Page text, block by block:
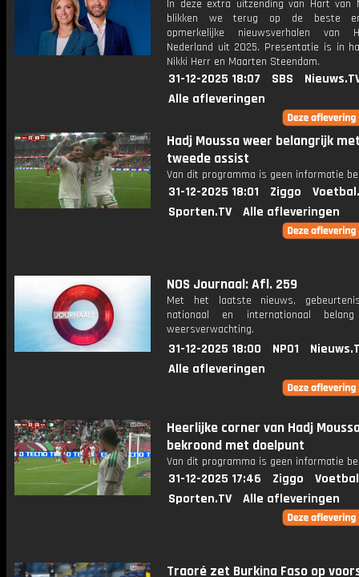
In deze extra uitzending van Hart van
blikken we terug op de beste
opmerkelijke nieuwsverhalen van
Nederland uit 2025. Presentatie is in
Nikki Herr en Maarten Steendam.
31-12-2025 18:07 SBS
Alle afleveringen
Hadj Moussa weer belangrijk
tweede assist
Van dit programma is geen informatie
31-12-2025 18:01 Ziggo
Sporten.TV
Alle afleveringen
NOS Journaal: Afl. 259
Met het laatste nieuws,
nationaal en internationaal
weersverwachting.
31-12-2025 18:00 NPO1
Alle afleveringen
Heerlijke corner van Hadj
bekroond met doelpunt
Van dit programma is geen informatie
31-12-2025 17:46 Ziggo
Sporten.TV
Alle afleveringen
Traoré zet Burkina Faso op